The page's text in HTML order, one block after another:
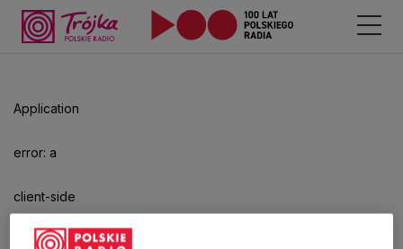
Application
error: a
client-side
exception
aby
odtwarzać.